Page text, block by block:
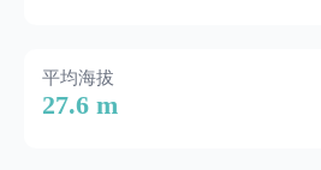
平均海拔
27.6 m